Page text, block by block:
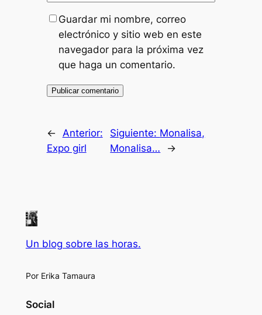
Guardar mi nombre, correo
electrónico y sitio web en este
navegador para la próxima vez
que haga un comentario.
← Anterior:
Expo girl
Siguiente: Monalisa,
Monalisa…
→
Un blog sobre las horas.
Por Erika Tamaura
Social